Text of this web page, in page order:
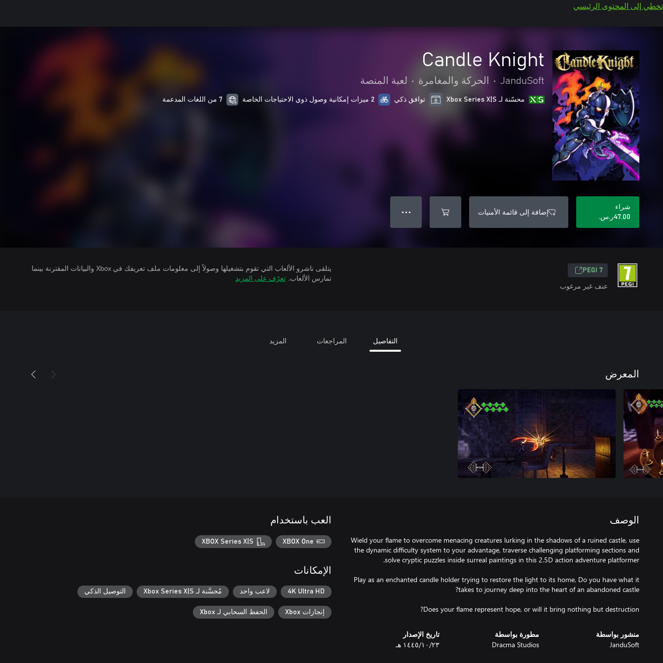
تخطي إلى المحتوى الرئيسي
Candle Knight
JanduSoft
• الحركة والمغامرة • لعبة المنصة
محسّنة لـ Xbox Series X|S توافق ذكي 2 ميزات إمكانية وصول ذوي الاحتياجات الخاصة 7 من اللغات المدعمة
شراء
‪ر.س.‏‎47.00‬
إضافة إلى قائمة الأمنيات ● ● ●
PEGI 7
عنف غير مرغوب
يتلقى ناشرو الألعاب التي تقوم بتشغيلها وصولاً إلى معلومات ملف تعريفك في Xbox والبيانات المقترنة بينما
تمارس الألعاب. تعرّف على المزيد
التفاصيل المراجعات المزيد
المعرض
الوصف
Wield your flame to overcome menacing creatures lurking in the shadows of a ruined castle, use
the dynamic difficulty system to your advantage, traverse challenging platforming sections and
Play as an enchanted candle holder trying to restore the light to its home, Do you have what it
Does your flame represent hope, or will it bring nothing but destruction?
منشور بواسطة
JanduSoft
مطورة بواسطة
Dracma Studios
تاريخ الإصدار
٢٣‏/١٠‏/١٤٤٥ هـ
العب باستخدام
XBOX One
XBOX Series X|S
الإمكانات
4K Ultra HD لاعب واحد مُحسَّنة لـ Xbox Series X|S التوصيل الذكي
إنجازات Xbox الحفظ السحابي لـ Xbox